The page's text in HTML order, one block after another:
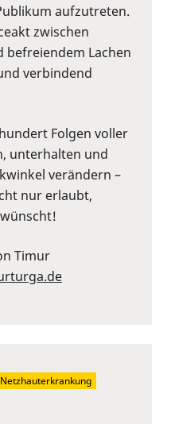
aufzutreten.
zwischen
befreiendem Lachen
verbindend
Folgen voller
unterhalten und
verändern –
nur erlaubt,
Timur